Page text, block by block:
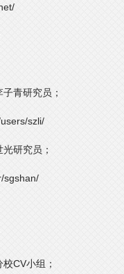
青研究员；
szli/
研究员；
sgshan/
CV小组；